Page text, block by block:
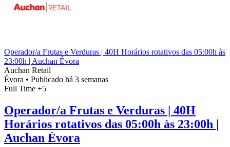
Operador/a Frutas e Verduras | 40H Horários rotativos das 05:00h às
23:00h | Auchan Évora
Auchan Retail
Évora • Publicado há 3 semanas
Full Time +5
Operador/a Frutas e Verduras | 40H
Horários rotativos das 05:00h às 23:00h |
Auchan Évora